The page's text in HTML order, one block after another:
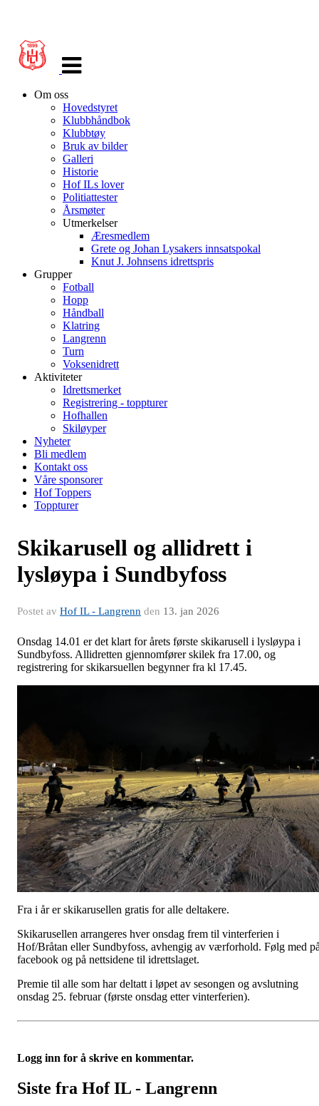
navigasjon
Om oss
Hovedstyret
Klubbhåndbok
Klubbtøy
Bruk av bilder
Galleri
Historie
Hof ILs lover
Politiattester
Årsmøter
Utmerkelser
Æresmedlem
Grete og Johan Lysakers innsatspokal
Knut J. Johnsens idrettspris
Grupper
Fotball
Hopp
Håndball
Klatring
Langrenn
Turn
Voksenidrett
Aktiviteter
Idrettsmerket
Registrering - toppturer
Hofhallen
Skiløyper
Nyheter
Bli medlem
Kontakt oss
Våre sponsorer
Hof Toppers
Toppturer
Skikarusell og allidrett i
lysløypa i Sundbyfoss
Postet av Hof IL - Langrenn den 13. jan 2026
Onsdag 14.01 er det klart for årets første skikarusell i lysløypa i
Sundbyfoss. Allidretten gjennomfører skilek fra 17.00, og
registrering for skikarsuellen begynner fra kl 17.45.
Fra i år er skikarusellen gratis for alle deltakere.
Skikarusellen arrangeres hver onsdag frem til vinterferien i
Hof/Bråtan eller Sundbyfoss, avhengig av værforhold. Følg med
facebook og på nettsidene til idrettslaget.
Premie til alle som har deltatt i løpet av sesongen og avslutning
onsdag 25. februar (første onsdag etter vinterferien).
Logg inn for å skrive en kommentar.
Siste fra Hof IL - Langrenn